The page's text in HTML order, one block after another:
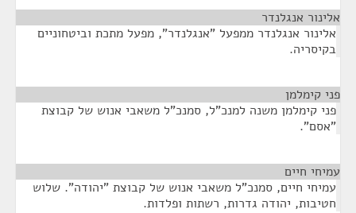
אלינור אנגלנדר
אלינור אנגלנדר ממפעל "אנגלנדר", מפעל מתכת וביטחוניים
בקיסריה.
פני קימלמן
פני קימלמן משנה למנכ"ל, סמנכ"ל משאבי אנוש של קבוצת
"אסם".
עמיחי חיים
עמיחי חיים, סמנכ"ל משאבי אנוש של קבוצת "יהודה". שלוש
חטיבות, יהודה גדרות, רשתות ופלדות.